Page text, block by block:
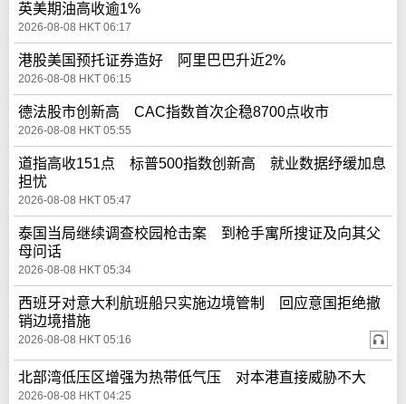
英美期油高收逾1%
2026-08-08 HKT 06:17
港股美国预托证券造好 阿里巴巴升近2%
2026-08-08 HKT 06:15
德法股市创新高 CAC指数首次企稳8700点收市
2026-08-08 HKT 05:55
道指高收151点 标普500指数创新高 就业数据纾缓加息
担忧
2026-08-08 HKT 05:47
泰国当局继续调查校园枪击案 到枪手寓所搜证及向其父
母问话
2026-08-08 HKT 05:34
西班牙对意大利航班船只实施边境管制 回应意国拒绝撤
销边境措施
2026-08-08 HKT 05:16
北部湾低压区增强为热带低气压 对本港直接威胁不大
2026-08-08 HKT 04:25